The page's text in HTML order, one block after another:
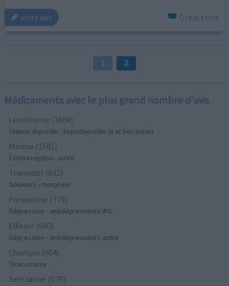
votre avis 0 réactions
1 2
Médicaments avec le plus grand nombre d'avis
Levothyrox (1669)
Glande thyroïde - hypothyroïdie (à action lente)
Mirena (1581)
Contraception - autre
Tramadol (932)
Douleurs - morphine
Paroxetine (775)
Dépression - antidépresseurs IRS
Effexor (690)
Dépression - antidépresseurs autre
Champix (604)
Toxicomanie
Sertraline (579)